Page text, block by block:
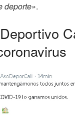
deporte».